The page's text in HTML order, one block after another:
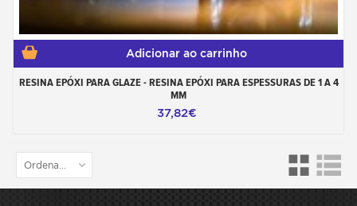
Adicionar ao carrinho
RESINA EPÓXI PARA GLAZE - RESINA EPÓXI PARA ESPESSURAS DE 1 A 4
MM
37,82€
Ordenar por